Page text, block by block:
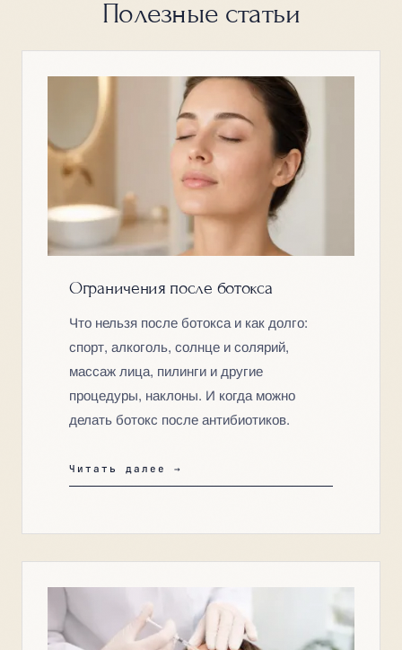
Полезные статьи
Ограничения после ботокса
Что нельзя после ботокса и как долго:
спорт, алкоголь, солнце и солярий,
массаж лица, пилинги и другие
процедуры, наклоны. И когда можно
делать ботокс после антибиотиков.
Читать далее →